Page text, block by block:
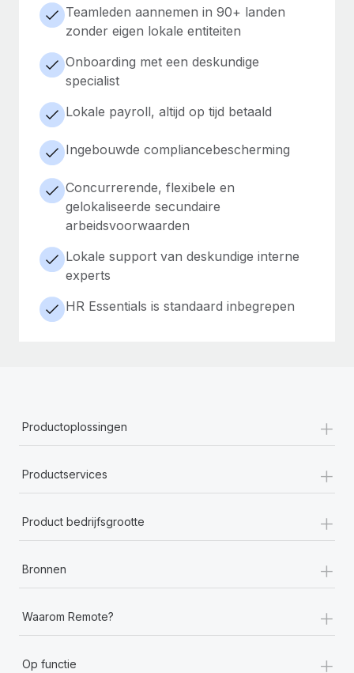
Teamleden aannemen in 90+ landen
zonder eigen lokale entiteiten
Onboarding met een deskundige
specialist
Lokale payroll, altijd op tijd betaald
Ingebouwde compliancebescherming
Concurrerende, flexibele en
gelokaliseerde secundaire
arbeidsvoorwaarden
Lokale support van deskundige interne
experts
HR Essentials is standaard inbegrepen
Productoplossingen +
Productservices +
Product bedrijfsgrootte +
Bronnen +
Waarom Remote? +
Op functie +